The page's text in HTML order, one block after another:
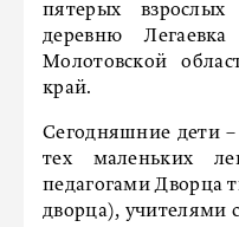
пятерых
деревню
Молотовской
край.
Сегодняшние дети –
тех маленьких
педагогами Дворца
дворца), учителями